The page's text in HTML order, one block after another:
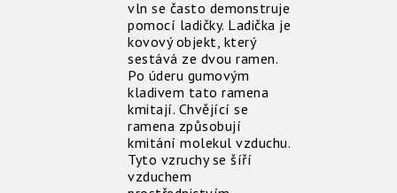
vln se často demonstruje
pomocí ladičky. Ladička je
kovový objekt, který
sestává ze dvou ramen.
Po úderu gumovým
kladivem tato ramena
kmitají. Chvějící se
ramena způsobují
kmitání molekul vzduchu.
Tyto vzruchy se šíří
vzduchem